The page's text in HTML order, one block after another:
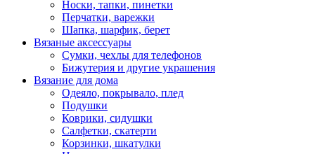
Носки, тапки, пинетки
Перчатки, варежки
Шапка, шарфик, берет
Вязаные аксессуары
Сумки, чехлы для телефонов
Бижутерия и другие украшения
Вязание для дома
Одеяло, покрывало, плед
Подушки
Коврики, сидушки
Салфетки, скатерти
Корзинки, шкатулки